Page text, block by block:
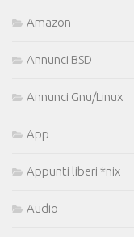
Amazon
Annunci BSD
Annunci Gnu/Linux
App
Appunti liberi *nix
Audio